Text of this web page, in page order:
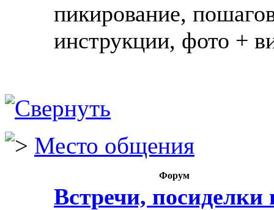
пикирование,
инструкции, фото +
Место общения
Форум
Встречи, посиделки